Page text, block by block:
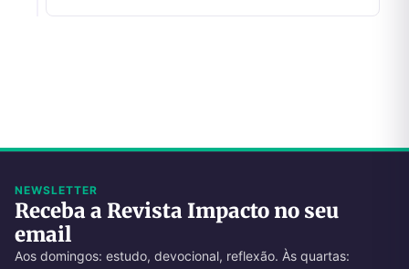
NEWSLETTER
Receba a Revista Impacto no seu
email
Aos domingos: estudo, devocional, reflexão. Às quartas: